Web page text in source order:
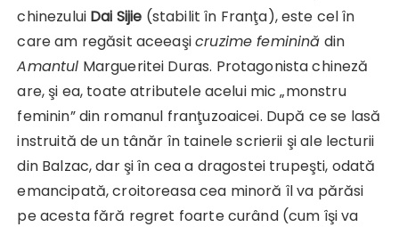
chinezului Dai Sijie (stabilit în Franţa), este cel în
care am regăsit aceeaşicruzime feminină din
Amantul Margueritei Duras. Protagonista chineză
are, şi ea, toate atributele acelui mic „monstru
feminin” din romanul franţuzoaicei. După ce se lasă
instruită de un tânăr în tainele scrierii şi ale lecturii
din Balzac, dar şi în cea a dragostei trupeşti, odată
emancipată, croitoreasa cea minoră îl va părăsi
pe acesta fără regret foarte curând (cum îşi va